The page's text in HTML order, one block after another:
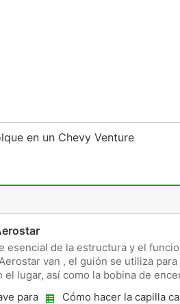
en un Chevy Venture
esencial de la estructura y el
van , el guión se utiliza para
lugar, así como la bobina de
para
Cómo hacer la capilla